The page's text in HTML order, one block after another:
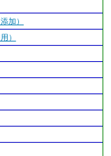
加）
）